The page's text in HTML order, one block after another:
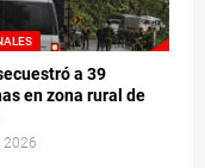
a 39
en zona rural de
2026